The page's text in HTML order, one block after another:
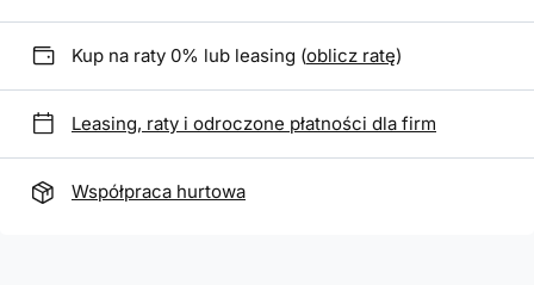
Kup na raty 0% lub leasing (oblicz ratę)
Leasing, raty i odroczone płatności dla firm
Współpraca hurtowa